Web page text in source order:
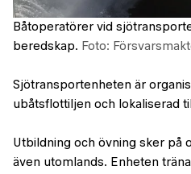
Båtoperatörer vid
beredskap. Foto:
Sjötransportenheten är
ubåtsflottiljen och lokaliserad
Utbildning och övning sker på
även utomlands. Enheten